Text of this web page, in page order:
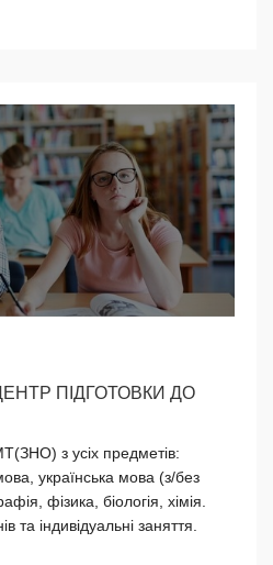
ПІДГОТОВКИ ДО
з усіх предметів:
українська мова (з/без
фізика, біологія, хімія.
та індивідуальні заняття.